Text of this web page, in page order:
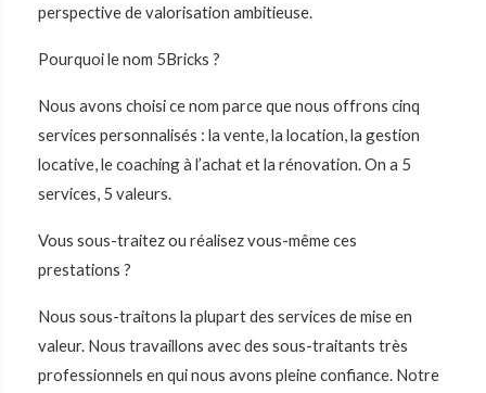
perspective de valorisation ambitieuse.
Pourquoi le nom 5Bricks ?
Nous avons choisi ce nom parce que nous offrons cinq
services personnalisés : la vente, la location, la gestion
locative, le coaching à l’achat et la rénovation. On a 5
services, 5 valeurs.
Vous sous-traitez ou réalisez vous-même ces
prestations ?
Nous sous-traitons la plupart des services de mise en
valeur. Nous travaillons avec des sous-traitants très
professionnels en qui nous avons pleine confiance. Notre